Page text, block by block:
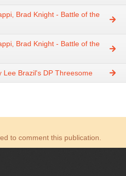
Brad Knight - Battle of the
Brad Knight - Battle of the
Lee Brazil's DP Threesome
to comment this publication.